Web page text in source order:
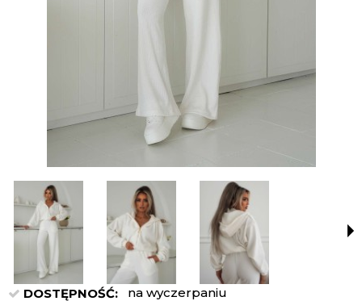
DOSTĘPNOŚĆ:
na wyczerpaniu